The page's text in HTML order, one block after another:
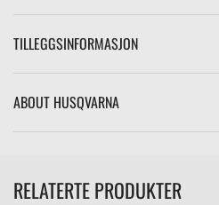
TILLEGGSINFORMASJON
ABOUT HUSQVARNA
RELATERTE PRODUKTER